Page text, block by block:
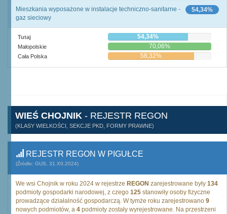
54,34%
Mieszkania wyposażone w instalacje techniczno-sanitarne -
gaz sieciowy
Tutaj 54,34%
Małopolskie 70,06%
Cała Polska 58,32%
WIEŚ CHOJNIK - REJESTR REGON
(KLASY WIELKOŚCI, SEKCJE PKD, FORMY PRAWNE)
REJESTR REGON W PIGUŁCE
(Źródło: GUS, 31.XII.2024)
We wsi Chojnik w roku 2024 w rejestrze REGON zarejestrowane były 134
podmioty gospodarki narodowej, z czego 125 stanowiły osoby fizyczne
prowadzące działalność gospodarczą. W tymże roku zarejestrowano 9
nowych podmiotów, a 4 podmioty zostały wyrejestrowane. Na przestrzeni